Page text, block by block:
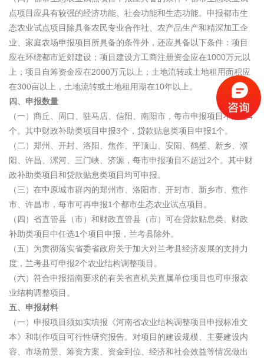
点项目应具有较强的经济功能、社会功能和生态功能。申报都市生
态农业试点项目除具备农民专业合作社、农产品生产和精深加工企
业、家庭农场申报项目所具备的条件外，还应具备以下条件：项目
应在环绕都市近郊建设；项目建设方工商注册资金应在1000万元以
上；项目自筹资金应在2000万元以上；土地流转或土地租用面积应
在300亩以上，土地流转或土地租用期在10年以上。
四、申报数量
（一）商丘、周口、驻马店、信阳、南阳市，每市申报项目不超过4
个。其中财政补助类项目申报3个，贷款贴息类项目申报1个。
（二）郑州、开封、洛阳、焦作、平顶山、安阳、鹤壁、新乡、濮
阳、许昌、漯河、三门峡、济源，每市申报项目不超过2个。其中财
政补助类项目和贷款贴息类项目均可申报。
（三）在中原城市群内的郑州市、洛阳市、开封市、新乡市、焦作
市、许昌市，每市可再申报1个都市生态农业试点项目。
（四）省直管县（市）和财政直管县（市）可在贷款贴息类、财政
补助类项目中任选1个项目申报，兰考县除外。
（五）为贯彻落实省委省政府关于加大对兰考县经济发展的支持力
度，兰考县可申报2个农业结构调整项目。
（六）符合申报指南要求的有关省直机关直属单位项目也可申报农
业结构调整项目。
五、申报材料
（一）申报项目须如实填报《河南省农业结构调整项目申报标准文
本》和制作项目可行性研究报告。对项目的建设规模、主要建设内
容、市场前景、筹资方案、资金到位、经济和社会效益等情况做出